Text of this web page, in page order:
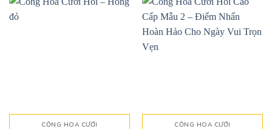
CỔNG HOA CƯỚI CỔNG HOA CƯỚI